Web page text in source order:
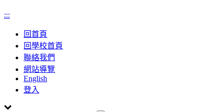
:::
回首頁
回學校首頁
聯絡我們
網站導覽
English
登入